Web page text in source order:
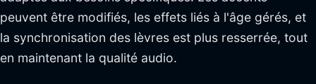
peuvent être modifiés, les effets liés à l'âge gérés, et
la synchronisation des lèvres est plus resserrée, tout
en maintenant la qualité audio.